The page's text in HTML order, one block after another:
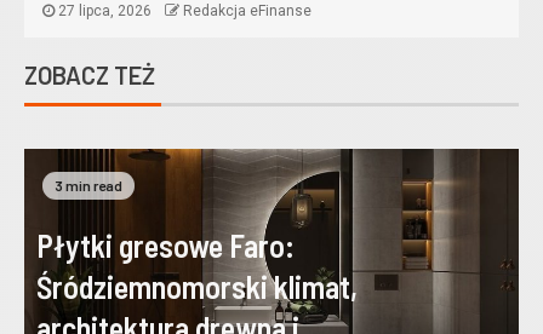
27 lipca, 2026 Redakcja eFinanse
ZOBACZ TEŻ
3 min read
Płytki gresowe Faro:
Śródziemnomorski klimat,